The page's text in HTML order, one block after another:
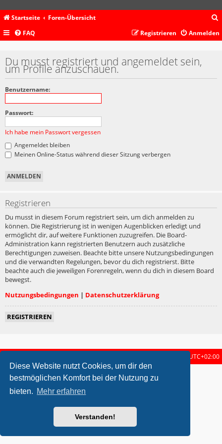
Diese Website nutzt Cookies, um dir den
bestmöglichen Komfort bei der Nutzung zu
bieten. Mehr erfahren
Verstanden!
Startseite Foren-Übersicht
c
FAQ Anmelden
Registrieren
Du musst registriert und angemeldet sein,
um Profile anzuschauen.
Benutzername:
Passwort:
Ich habe mein Passwort vergessen
Angemeldet bleiben
Meinen Online-Status während dieser Sitzung verbergen
Registrieren
Du musst in diesem Forum registriert sein, um dich anmelden zu
können. Die Registrierung ist in wenigen Augenblicken erledigt und
ermöglicht dir, auf weitere Funktionen zuzugreifen. Die Board-
Administration kann registrierten Benutzern auch zusätzliche
Berechtigungen zuweisen. Beachte bitte unsere Nutzungsbedingungen
und die verwandten Regelungen, bevor du dich registrierst. Bitte
beachte auch die jeweiligen Forenregeln, wenn du dich in diesem Board
bewegst.
Nutzungsbedingungen | Datenschutzerklärung
REGISTRIEREN
UTC+02:00
metrolike style by Eric Seguin Updated for phpBB3.2 by
Powered byphpBB ® Forum Software © phpBB Limited
Deutsche Übersetzung durch